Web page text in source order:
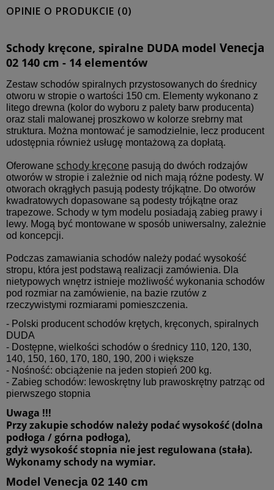
OPINIE O PRODUKCIE (0)
Schody kręcone, spiralne DUDA model Venecja
02 140 cm - 14 elementów
Zestaw schodów spiralnych przystosowanych do średnicy
otworu w stropie o wartości 150 cm. Elementy wykonano z
litego drewna (kolor do wyboru z palety barw producenta)
oraz stali malowanej proszkowo w kolorze srebrny mat
struktura. Można montować je samodzielnie, lecz producent
udostępnia również usługę montażową za dopłatą.
Oferowane schody kręcone pasują do dwóch rodzajów
otworów w stropie i zależnie od nich mają różne podesty. W
otworach okrągłych pasują podesty trójkątne. Do otworów
kwadratowych dopasowane są podesty trójkątne oraz
trapezowe. Schody w tym modelu posiadają zabieg prawy i
lewy. Mogą być montowane w sposób uniwersalny, zależnie
od koncepcji.
Podczas zamawiania schodów należy podać wysokość
stropu, która jest podstawą realizacji zamówienia. Dla
nietypowych wnętrz istnieje możliwość wykonania schodów
pod rozmiar na zamówienie, na bazie rzutów z
rzeczywistymi rozmiarami pomieszczenia.
- Polski producent schodów krętych, kręconych, spiralnych
DUDA
- Dostępne, wielkości schodów o średnicy 110, 120, 130,
140, 150, 160, 170, 180, 190, 200 i większe
- Nośność: obciążenie na jeden stopień 200 kg.
- Zabieg schodów: lewoskrętny lub prawoskrętny patrząc od
pierwszego stopnia
Uwaga !!!
Przy zakupie schodów należy podać wysokość (dolna
podłoga / górna podłoga),
gdyż wysokość stopnia nie jest regulowana (stała).
Wykonamy schody na wymiar.
Model Venecja 02 140 cm